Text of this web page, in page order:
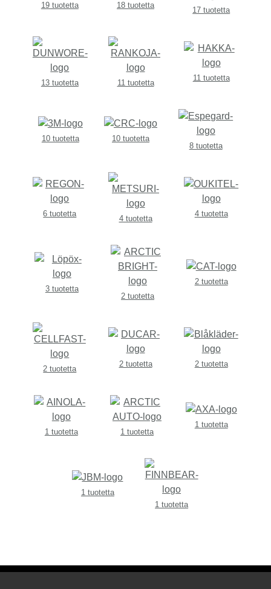
19 tuotetta 18 tuotetta
17 tuotetta
13 tuotetta 11 tuotetta
11 tuotetta
10 tuotetta
10 tuotetta
8 tuotetta
6 tuotetta
4 tuotetta
4 tuotetta
3 tuotetta
2 tuotetta
2 tuotetta
2 tuotetta
2 tuotetta 2 tuotetta
1 tuotetta 1 tuotetta
1 tuotetta
1 tuotetta
1 tuotetta